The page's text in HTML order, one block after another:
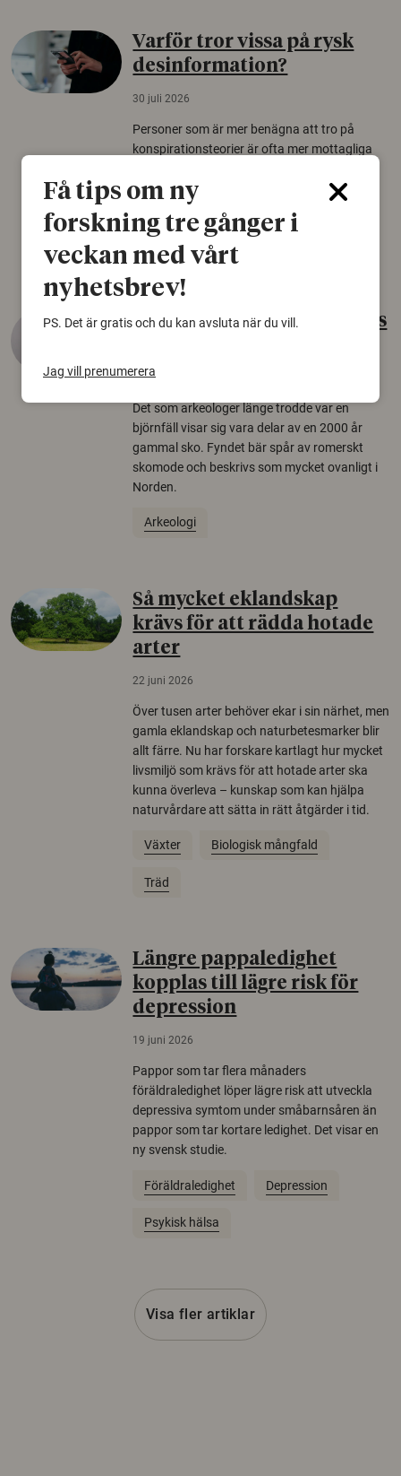
Varför tror vissa på rysk
desinformation?
30 juli 2026
Personer som är mer benägna att tro på
konspirationsteorier är ofta mer mottagliga
från Försvarshögskolan med deltagare i fyra
europeiska länder.
Säkerhetspolitik
Gammalt skinn var Sveriges
22 juni 2026
Det som arkeologer länge trodde var en
björnfäll visar sig vara delar av en 2000 år
gammal sko. Fyndet bär spår av romerskt
skomode och beskrivs som mycket ovanligt i
Norden.
Arkeologi
Så mycket eklandskap
krävs för att rädda hotade
arter
22 juni 2026
Över tusen arter behöver ekar i sin närhet, men
gamla eklandskap och naturbetesmarker blir
allt färre. Nu har forskare kartlagt hur mycket
livsmiljö som krävs för att hotade arter ska
kunna överleva – kunskap som kan hjälpa
naturvårdare att sätta in rätt åtgärder i tid.
Växter Biologisk mångfald
Träd
Längre pappaledighet
kopplas till lägre risk för
depression
19 juni 2026
Pappor som tar flera månaders
föräldraledighet löper lägre risk att utveckla
depressiva symtom under småbarnsåren än
pappor som tar kortare ledighet. Det visar en
ny svensk studie.
Föräldraledighet Depression
Psykisk hälsa
Visa fler artiklar
Få tips om ny
forskning tre gånger i
veckan med vårt
nyhetsbrev!
PS. Det är gratis och du kan avsluta när du vill.
Jag vill prenumerera